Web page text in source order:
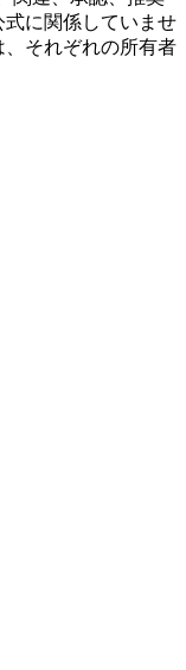
に関係していませ
それぞれの所有者